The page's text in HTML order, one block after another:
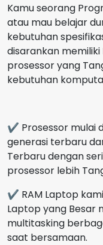
Kamu seorang
atau mau belajar
kebutuhan
disarankan
prosessor yang
kebutuhan
✔ Prosessor mulai
generasi terbaru
Terbaru dengan
prosessor lebih
✔ RAM Laptop
Laptop yang Besar
multitasking
saat bersamaan.